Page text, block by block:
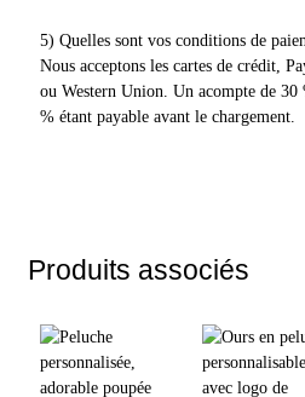
5) Quelles sont vos conditions de
Nous acceptons les cartes de crédit,
ou Western Union. Un acompte de 30
% étant payable avant le chargement.
Produits associés